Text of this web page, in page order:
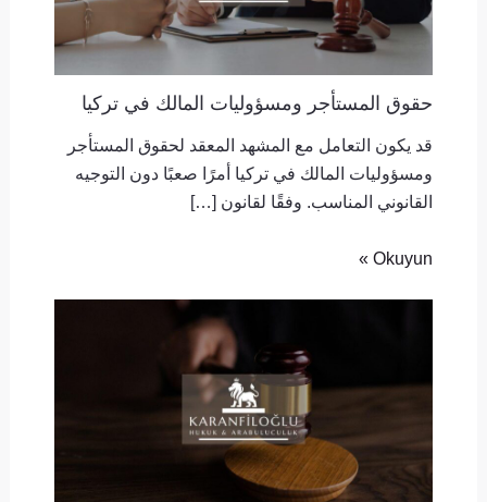
حقوق المستأجر ومسؤوليات المالك في تركيا
قد يكون التعامل مع المشهد المعقد لحقوق المستأجر
ومسؤوليات المالك في تركيا أمرًا صعبًا دون التوجيه
القانوني المناسب. وفقًا لقانون […]
Okuyun »